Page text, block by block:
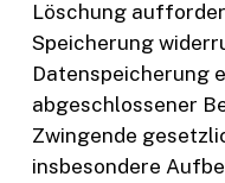
Löschung
Speicherung
Datenspeicherung
abgeschlossener
Zwingende
insbesondere